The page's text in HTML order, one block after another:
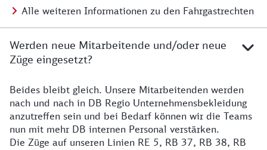
Alle weiteren Informationen zu den Fahrgastrechten
Werden neue Mitarbeitende und/oder neue
Züge eingesetzt?
Details zu den Mitarbeitenden
Beides bleibt gleich. Unsere Mitarbeitenden werden
nach und nach in DB Regio Unternehmensbekleidung
anzutreffen sein und bei Bedarf können wir die Teams
nun mit mehr DB internen Personal verstärken.
Die Züge auf unseren Linien RE 5, RB 37, RB 38, RB